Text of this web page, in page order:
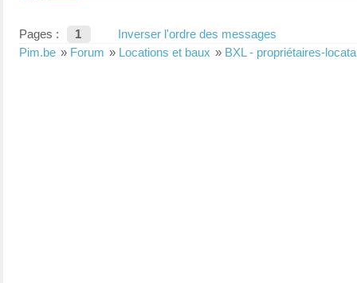
Pages : 1
Inverser l'ordre des messages
Pim.be » Forum » Locations et baux » BXL - propriétaires-